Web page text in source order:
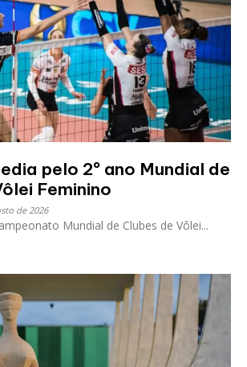
pelo 2º ano Mundial de
Feminino
de 2026
Mundial de Clubes de Vôlei...